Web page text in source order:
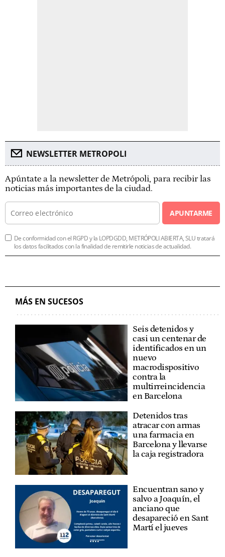
NEWSLETTER METROPOLI
Apúntate a la newsletter de Metrópoli, para recibir las
noticias más importantes de la ciudad.
APUNTARME
De conformidad con el RGPD y la LOPDGDD, METRÓPOLI ABIERTA, SLU tratará
los datos facilitados con la finalidad de remitirle noticias de actualidad.
MÁS EN SUCESOS
Seis detenidos y
casi un centenar de
identificados en un
nuevo
macrodispositivo
contra la
multirreincidencia
en Barcelona
Detenidos tras
atracar con armas
una farmacia en
Barcelona y llevarse
la caja registradora
Encuentran sano y
salvo a Joaquín, el
anciano que
desapareció en Sant
Martí el jueves